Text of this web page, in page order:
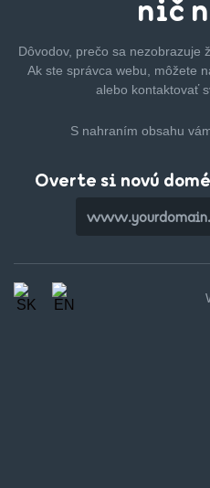
nič
Dôvodov, prečo sa nezobrazuje
Ak ste správca webu, môžete
alebo kontaktovať
S nahraním obsahu
Overte si novú